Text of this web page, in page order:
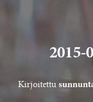
2015-
Kirjoitettu